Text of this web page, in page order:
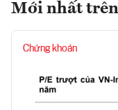
Mới nhất trên
Chứng khoán